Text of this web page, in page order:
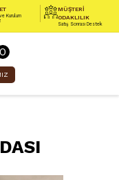
Kurulum
MÜŞTERİ
ODAKLILIK
Satış Sonrası Destek
0